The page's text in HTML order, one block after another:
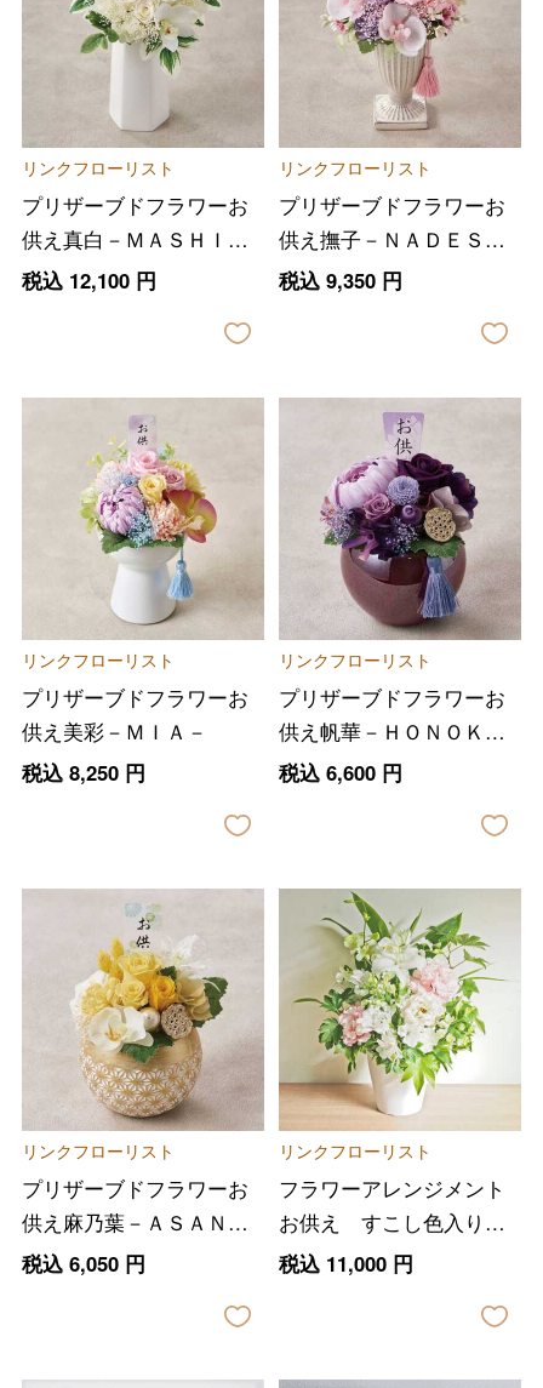
リンクフローリスト
プリザーブドフラワーお
供え真白－ＭＡＳＨＩＲ
Ｏ－
税込 12,100円
リンクフローリスト
プリザーブドフラワーお
供え撫子－ＮＡＤＥＳＨ
ＩＫＯ－
税込 9,350円
リンクフローリスト
プリザーブドフラワーお
供え美彩－ＭＩＡ－
税込 8,250円
リンクフローリスト
プリザーブドフラワーお
供え帆華－ＨＯＮＯＫＡ
－パープル
税込 6,600円
リンクフローリスト
プリザーブドフラワーお
供え麻乃葉－ＡＳＡＮＯ
ＨＡ－
税込 6,050円
リンクフローリスト
フラワーアレンジメント
お供え すこし色入り生
花
税込 11,000円